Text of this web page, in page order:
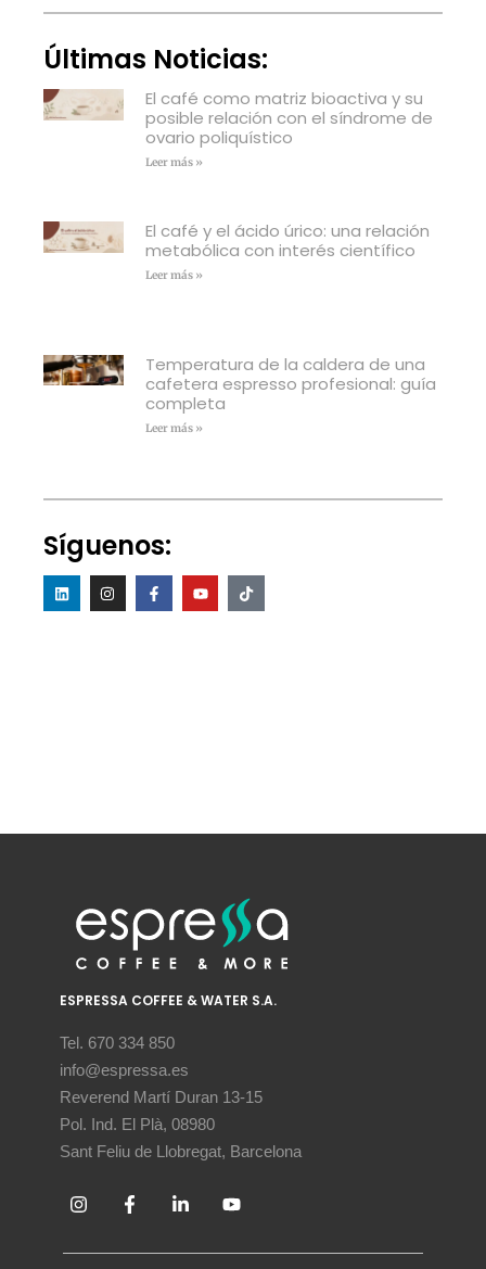
Últimas Noticias:
El café como matriz bioactiva y su
posible relación con el síndrome de
ovario poliquístico
Leer más »
El café y el ácido úrico: una relación
metabólica con interés científico
Leer más »
Temperatura de la caldera de una
cafetera espresso profesional: guía
completa
Leer más »
Síguenos:
ESPRESSA COFFEE & WATER S.A.
Tel. 670 334 850
info@espressa.es
Reverend Martí Duran 13-15
Pol. Ind. El Plà, 08980
Sant Feliu de Llobregat, Barcelona